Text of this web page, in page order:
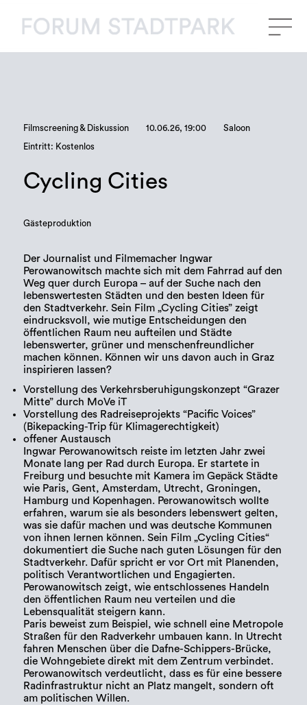
Filmscreening & Diskussion 10.06.26, 19:00 Saloon
Eintritt: Kostenlos
Cycling Cities
Gästeproduktion
Der Journalist und Filmemacher Ingwar
Perowanowitsch machte sich mit dem Fahrrad auf den
Weg quer durch Europa – auf der Suche nach den
lebenswertesten Städten und den besten Ideen für
den Stadtverkehr. Sein Film „Cycling Cities” zeigt
eindrucksvoll, wie mutige Entscheidungen den
öffentlichen Raum neu aufteilen und Städte
lebenswerter, grüner und menschenfreundlicher
machen können. Können wir uns davon auch in Graz
inspirieren lassen?
Vorstellung des Verkehrsberuhigungskonzept “Grazer
Mitte” durch MoVe iT
Vorstellung des Radreiseprojekts “Pacific Voices”
(Bikepacking-Trip für Klimagerechtigkeit)
offener Austausch
Ingwar Perowanowitsch reiste im letzten Jahr zwei
Monate lang per Rad durch Europa. Er startete in
Freiburg und besuchte mit Kamera im Gepäck Städte
wie Paris, Gent, Amsterdam, Utrecht, Groningen,
Hamburg und Kopenhagen. Perowanowitsch wollte
erfahren, warum sie als besonders lebenswert gelten,
was sie dafür machen und was deutsche Kommunen
von ihnen lernen können. Sein Film „Cycling Cities“
dokumentiert die Suche nach guten Lösungen für den
Stadtverkehr. Dafür spricht er vor Ort mit Planenden,
politisch Verantwortlichen und Engagierten.
Perowanowitsch zeigt, wie entschlossenes Handeln
den öffentlichen Raum neu verteilen und die
Lebensqualität steigern kann.
Paris beweist zum Beispiel, wie schnell eine Metropole
Straßen für den Radverkehr umbauen kann. In Utrecht
fahren Menschen über die Dafne-Schippers-Brücke,
die Wohngebiete direkt mit dem Zentrum verbindet.
Perowanowitsch verdeutlicht, dass es für eine bessere
Radinfrastruktur nicht an Platz mangelt, sondern oft
am politischen Willen.